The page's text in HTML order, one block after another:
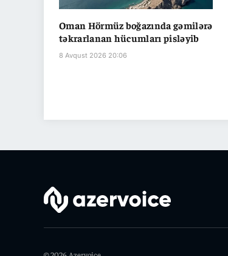
Oman Hörmüz boğazında gəmilərə
təkrarlanan hücumları pisləyib
8 Avqust 2026 20:06